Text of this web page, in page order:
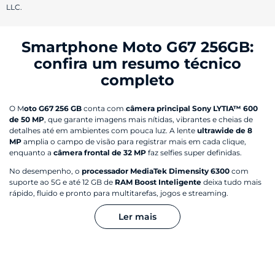
LLC.
Smartphone Moto G67 256GB:
confira um resumo técnico
completo
O Moto G67 256 GB conta com câmera principal Sony LYTIA™ 600
de 50 MP, que garante imagens mais nítidas, vibrantes e cheias de
detalhes até em ambientes com pouca luz. A lente ultrawide de 8
MP amplia o campo de visão para registrar mais em cada clique,
enquanto a câmera frontal de 32 MP faz selfies super definidas.
No desempenho, o processador MediaTek Dimensity 6300 com
suporte ao 5G e até 12 GB de RAM Boost Inteligente deixa tudo mais
rápido, fluido e pronto para multitarefas, jogos e streaming.
bateria de 5200 mAhacompanha sua rotina por muito mais
com até 42 horas de autonomia
e carregamento
Ler mais